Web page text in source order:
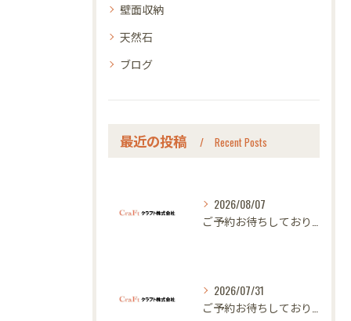
壁面収納
天然石
ブログ
最近の投稿 Recent Posts
2026/08/07
2026/07/31